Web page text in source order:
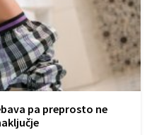
pa preprosto ne